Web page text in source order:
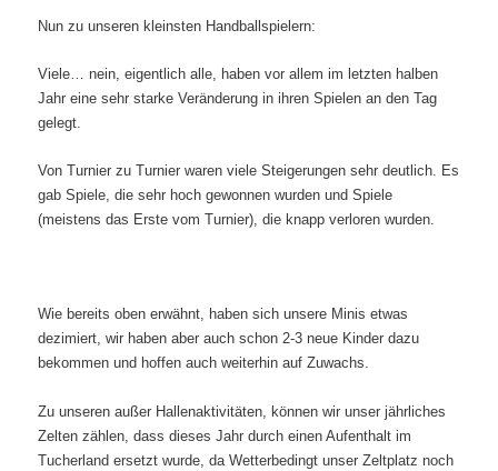
Nun zu unseren kleinsten Handballspielern:
Viele… nein, eigentlich alle, haben vor allem im letzten halben
Jahr eine sehr starke Veränderung in ihren Spielen an den Tag
gelegt.
Von Turnier zu Turnier waren viele Steigerungen sehr deutlich. Es
gab Spiele, die sehr hoch gewonnen wurden und Spiele
(meistens das Erste vom Turnier), die knapp verloren wurden.
Wie bereits oben erwähnt, haben sich unsere Minis etwas
dezimiert, wir haben aber auch schon 2-3 neue Kinder dazu
bekommen und hoffen auch weiterhin auf Zuwachs.
Zu unseren außer Hallenaktivitäten, können wir unser jährliches
Zelten zählen, dass dieses Jahr durch einen Aufenthalt im
Tucherland ersetzt wurde, da Wetterbedingt unser Zeltplatz noch